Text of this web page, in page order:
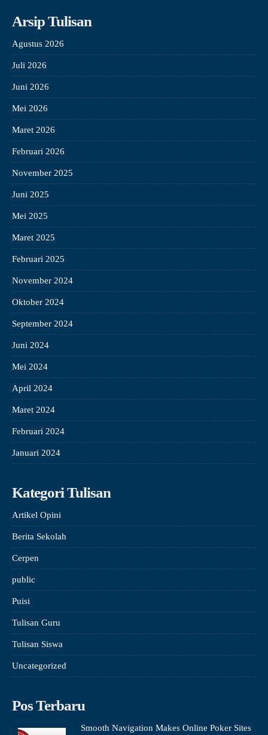
Arsip Tulisan
Agustus 2026
Juli 2026
Juni 2026
Mei 2026
Maret 2026
Februari 2026
November 2025
Juni 2025
Mei 2025
Maret 2025
Februari 2025
November 2024
Oktober 2024
September 2024
Juni 2024
Mei 2024
April 2024
Maret 2024
Februari 2024
Januari 2024
Kategori Tulisan
Artikel Opini
Berita Sekolah
Cerpen
public
Puisi
Tulisan Guru
Tulisan Siswa
Uncategorized
Pos Terbaru
Smooth Navigation Makes Online Poker Sites